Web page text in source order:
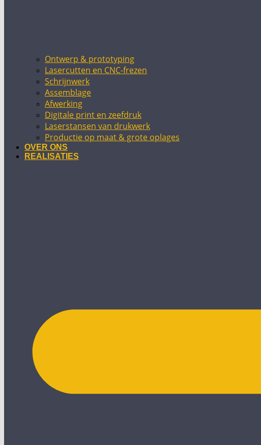
Ontwerp & prototyping
Lasercutten en CNC-frezen
Schrijnwerk
Assemblage
Afwerking
Digitale print en zeefdruk
Laserstansen van drukwerk
Productie op maat & grote oplages
OVER ONS
REALISATIES